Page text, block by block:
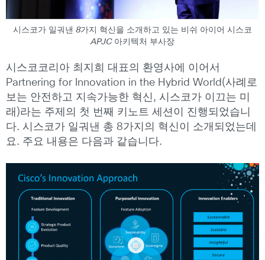
시스코가 일궈낸 8가지 혁신을 소개하고 있는 비쉬 아이어 시스코
APJC 아키텍처 부사장
시스코코리아 최지희 대표의 환영사에 이어서
Partnering for Innovation in the Hybrid World(사례로
보는 안전하고 지속가능한 혁신, 시스코가 이끄는 미
래)라는 주제의 첫 번째 키노트 세션이 진행되었습니
다. 시스코가 일궈낸 총 8가지의 혁신이 소개되었는데
요. 주요 내용은 다음과 같습니다.